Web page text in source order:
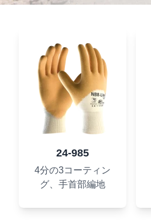
24-985
4分の3コーティン
グ、手首部編地